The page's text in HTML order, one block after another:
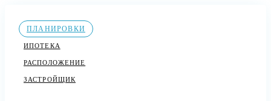
ПЛАНИРОВКИ
ИПОТЕКА
РАСПОЛОЖЕНИЕ
ЗАСТРОЙЩИК